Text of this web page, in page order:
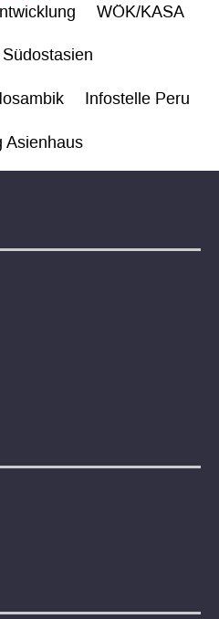
WÖK/KASA
Infostelle Peru
Asienhaus